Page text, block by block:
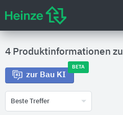
4 Produktinformationen zu
zur Bau KI
BETA
Beste Treffer